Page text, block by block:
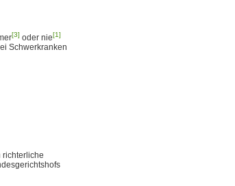
[3] oder nie[1]
Schwerkranken
richterliche